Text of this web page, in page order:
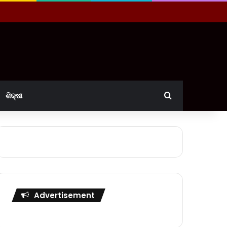
ଶିକ୍ଷା Search for
Advertisement